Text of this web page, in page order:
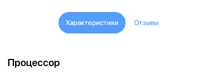
Характеристики Отзывы
Процессор